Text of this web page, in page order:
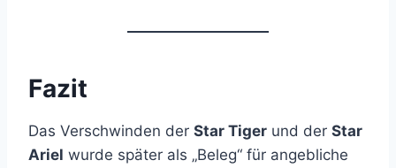
Fazit
Das Verschwinden der Star Tiger und der Star
Ariel wurde später als „Beleg“ für angebliche